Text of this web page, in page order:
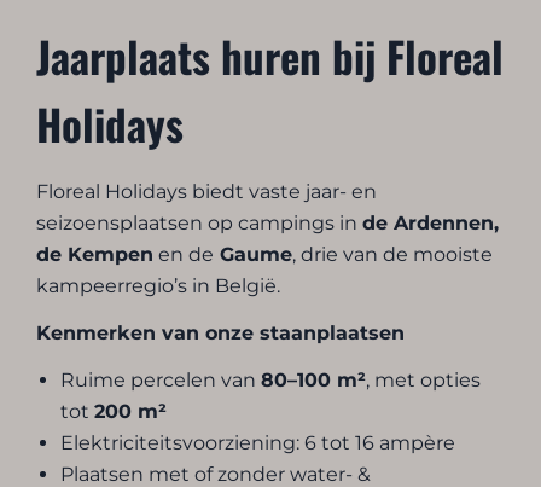
Jaarplaats huren bij Floreal
Holidays
Floreal Holidays biedt vaste jaar- en
seizoensplaatsen op campings inde Ardennen,
de Kempen en de Gaume, drie van de mooiste
kampeerregio’s in België.
Kenmerken van onze staanplaatsen
Ruime percelen van80–100 m², met opties
tot200 m²
Elektriciteitsvoorziening: 6 tot 16 ampère
Plaatsen met of zonder water- &